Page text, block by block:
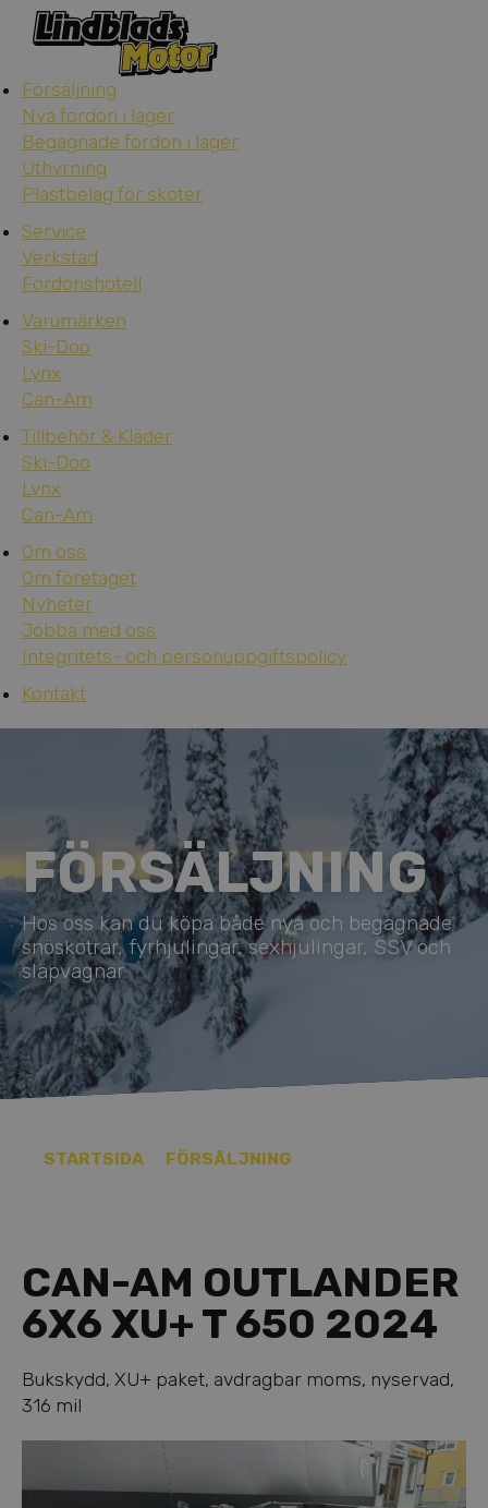
Försäljning
Nya fordon i lager
Begagnade fordon i lager
Uthyrning
Plastbelag för skoter
Service
Verkstad
Fordonshotell
Varumärken
Ski-Doo
Lynx
Can-Am
Tillbehör & Kläder
Ski-Doo
Lynx
Can-Am
Om oss
Om företaget
Nyheter
Jobba med oss
Integritets- och personuppgiftspolicy
Kontakt
FÖRSÄLJNING
Hos oss kan du köpa både nya och begagnade
snöskotrar, fyrhjulingar, sexhjulingar, SSV och
släpvagnar.
STARTSIDA FÖRSÄLJNING
CAN-AM OUTLANDER
6X6 XU+ T 650 2024
Bukskydd, XU+ paket, avdragbar moms, nyservad,
316 mil